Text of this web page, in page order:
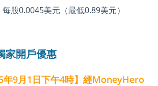
股0.0045美元（最低0.89美元）
開戶優惠
年9月1日下午4時】經MoneyHero